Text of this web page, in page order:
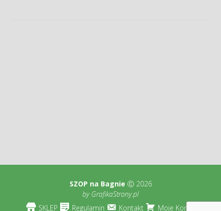
SZOP na Bagnie Ⓒ 2026
byGrafikaStrony.pl
SKLEP
Regulamin Kontakt Moje Konto